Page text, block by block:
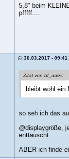
5,8" beim
pfffff....
30.03.2017 - 09:41
Zitat von bf_aues
bleibt wohl ein
so seh ich das
@displaygröße,
enttäuscht
ABER ich finde